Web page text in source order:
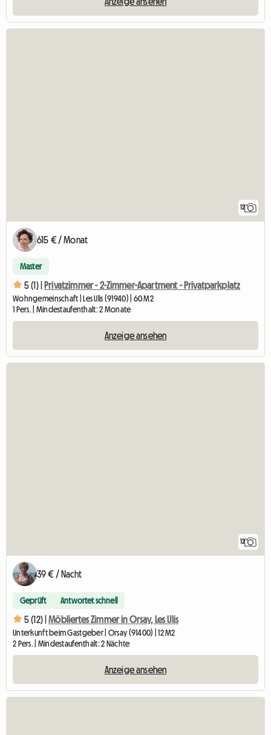
12
615 € / Monat
Master
5 (1) | Privatzimmer - 2-Zimmer-Apartment - Privatparkplatz
Wohngemeinschaft | Les Ulis (91940) | 60 M2
1 Pers. | Mindestaufenthalt: 2 Monate
Anzeige ansehen
12
39 € / Nacht
Geprüft Antwortet schnell
5 (12) | Möbliertes Zimmer in Orsay, Les Ulis
Unterkunft beim Gastgeber | Orsay (91400) | 12 M2
2 Pers. | Mindestaufenthalt: 2 Nächte
Anzeige ansehen